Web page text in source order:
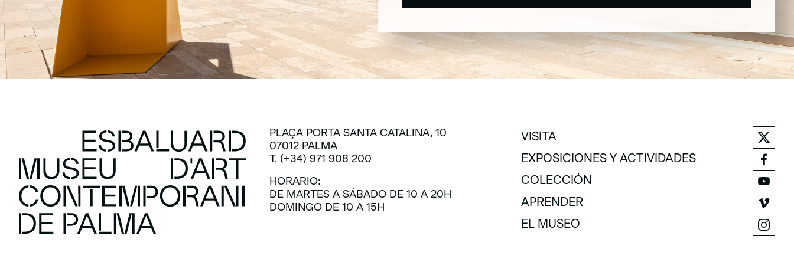
PLAÇA PORTA SANTA CATALINA, 10
07012 PALMA
T. (+34) 971 908 200
HORARIO:
DE MARTES A SÁBADO DE 10 A 20H
DOMINGO DE 10 A 15H
VISITA
VISITA
EXPOSICIONES Y ACTIVIDADES
EXPOSICIONES Y ACTIVIDADES
COLECCIÓN
COLECCIÓN
APRENDER
APRENDER
EL MUSEO